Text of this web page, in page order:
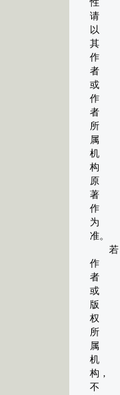
性
请
以
其
作
者
或
作
者
所
属
机
构
原
著
作
为
准。
若
作
者
或
版
权
所
属
机
构，
不